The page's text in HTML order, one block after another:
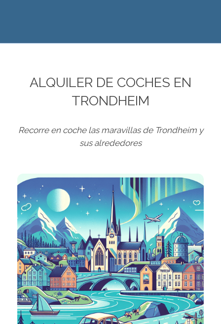
ALQUILER DE COCHES EN
TRONDHEIM
Recorre en coche las maravillas de Trondheim y
sus alrededores